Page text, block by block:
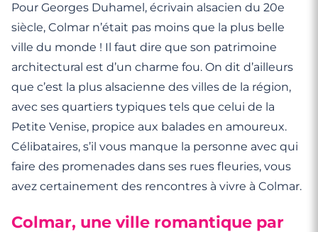
Pour Georges Duhamel, écrivain alsacien du 20e
siècle, Colmar n’était pas moins que la plus belle
ville du monde ! Il faut dire que son patrimoine
architectural est d’un charme fou. On dit d’ailleurs
que c’est la plus alsacienne des villes de la région,
avec ses quartiers typiques tels que celui de la
Petite Venise, propice aux balades en amoureux.
Célibataires, s’il vous manque la personne avec qui
faire des promenades dans ses rues fleuries, vous
avez certainement des rencontres à vivre à Colmar.
Colmar, une ville romantique par